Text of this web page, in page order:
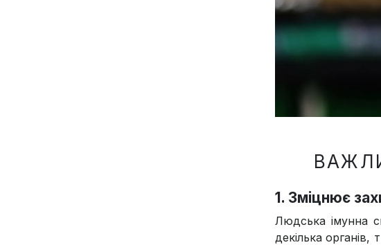
1. Зміцнює
Людська імунна
декілька органів,